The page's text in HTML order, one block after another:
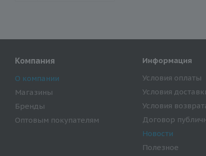
Компания
О компании
Магазины
Бренды
Оптовым покупателям
Информация
Условия оплаты
Условия
Условия
Договор
Новости
Полезное